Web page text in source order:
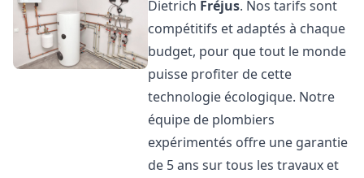
Dietrich Fréjus. Nos tarifs sont
compétitifs et adaptés à chaque
budget, pour que tout le monde
puisse profiter de cette
technologie écologique. Notre
équipe de plombiers
expérimentés offre une garantie
de 5 ans sur tous les travaux et